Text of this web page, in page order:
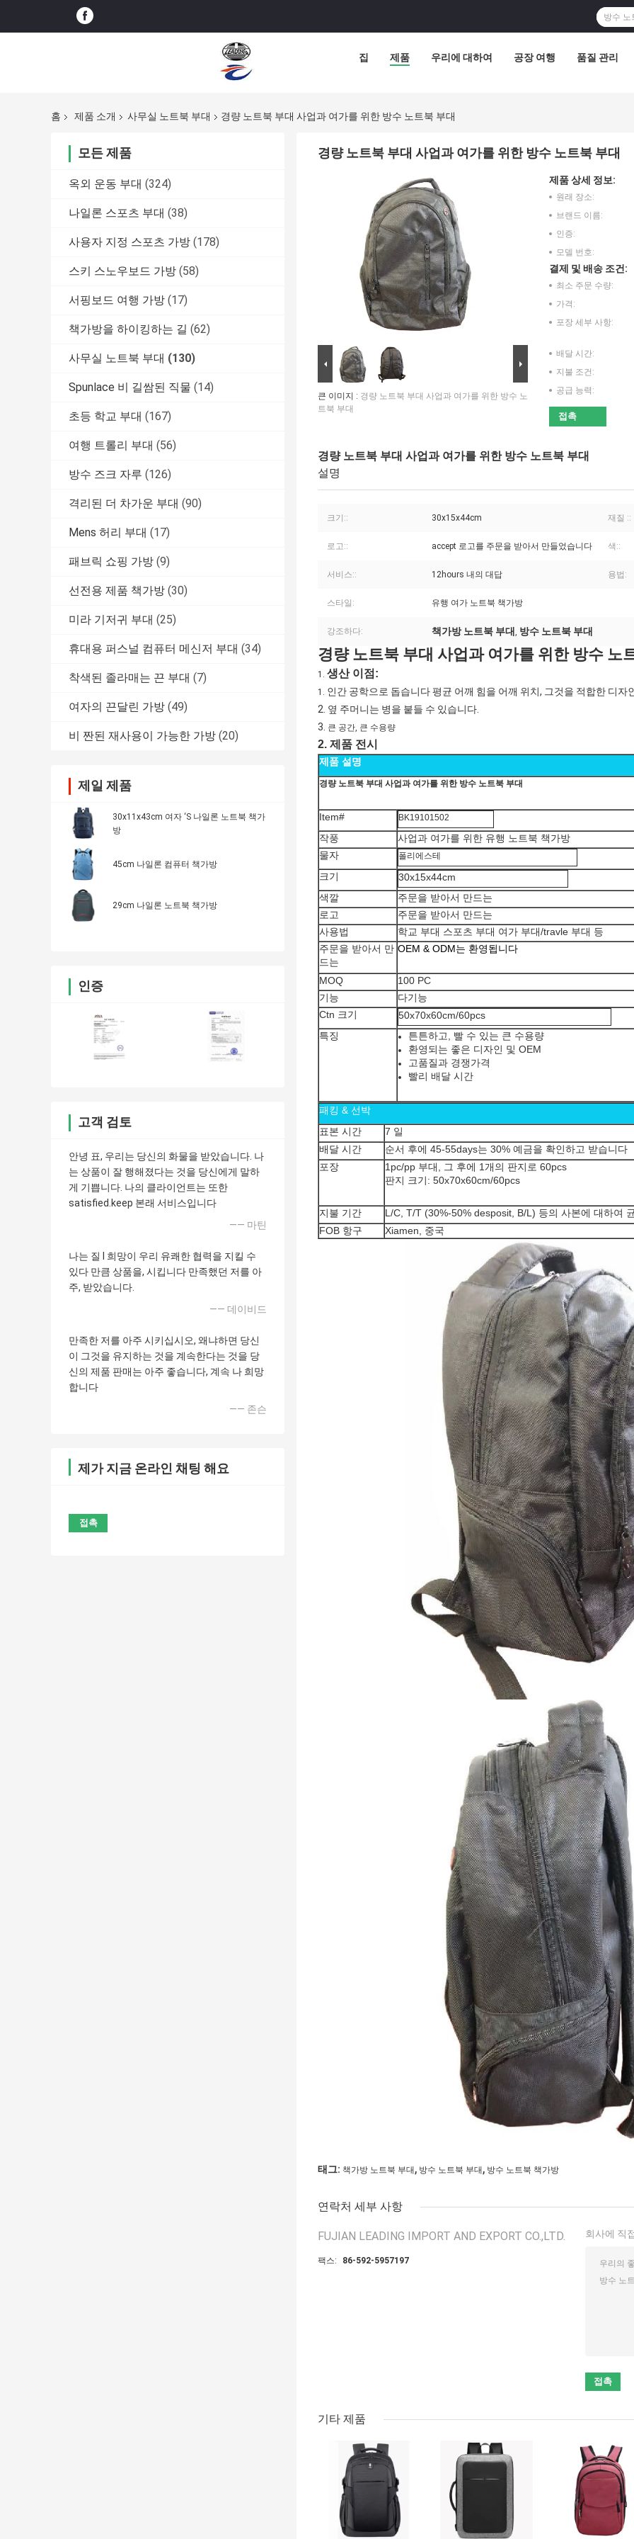
집 제품 우리에 대하여 공장 여행 품질 관리
홈 제품 소개 사무실 노트북 부대 경량 노트북 부대 사업과 여가를 위한 방수 노트북 부대
모든 제품
옥외 운동 부대 (324)
나일론 스포츠 부대 (38)
사용자 지정 스포츠 가방 (178)
스키 스노우보드 가방 (58)
서핑보드 여행 가방 (17)
책가방을 하이킹하는 길 (62)
사무실 노트북 부대 (130)
Spunlace 비 길쌈된 직물 (14)
초등 학교 부대 (167)
여행 트롤리 부대 (56)
방수 즈크 자루 (126)
격리된 더 차가운 부대 (90)
Mens 허리 부대 (17)
패브릭 쇼핑 가방 (9)
선전용 제품 책가방 (30)
미라 기저귀 부대 (25)
휴대용 퍼스널 컴퓨터 메신저 부대 (34)
착색된 졸라매는 끈 부대 (7)
여자의 끈달린 가방 (49)
비 짠된 재사용이 가능한 가방 (20)
제일 제품
30x11x43cm 여자 ‘S 나일론 노트북 책가
방
45cm 나일론 컴퓨터 책가방
29cm 나일론 노트북 책가방
인증
고객 검토
안녕 표, 우리는 당신의 화물을 받았습니다. 나
는 상품이 잘 행해졌다는 것을 당신에게 말하
게 기쁩니다. 나의 클라이언트는 또한
satisfied.keep 본래 서비스입니다
—— 마틴
나는 질 I 희망이 우리 유쾌한 협력을 지킬 수
있다 만큼 상품을, 시킵니다 만족했던 저를 아
주, 받았습니다.
—— 데이비드
만족한 저를 아주 시키십시오, 왜냐하면 당신
이 그것을 유지하는 것을 계속한다는 것을 당
신의 제품 판매는 아주 좋습니다, 계속 나 희망
합니다
—— 존슨
제가 지금 온라인 채팅 해요
경량 노트북 부대 사업과 여가를 위한 방수 노트북 부대
큰 이미지 : 경량 노트북 부대 사업과 여가를 위한 방수 노
트북 부대
제품 상세 정보:
원래 장소:
브랜드 이름:
인증:
모델 번호:
결제 및 배송 조건:
최소 주문 수량:
가격:
포장 세부 사항:
배달 시간:
지불 조건:
공급 능력:
접촉
경량 노트북 부대 사업과 여가를 위한 방수 노트북 부대
설명
크기:: 30x15x44cm 재질 ::
로고:: accept 로고를 주문을 받아서 만들었습니다 색::
서비스:: 12hours 내의 대답 용법:
스타일: 유행 여가 노트북 책가방
강조하다: 책가방 노트북 부대 , 방수 노트북 부대
경량 노트북 부대 사업과 여가를 위한 방수 노
1. 생산 이점:
1. 인간 공학으로 돕습니다 평균 어깨 힘을 어깨 위치, 그것을 적합한 디자
2. 옆 주머니는 병을 붙들 수 있습니다.
3. 큰 공간, 큰 수용량
2. 제품 전시
제품 설명
경량 노트북 부대 사업과 여가를 위한 방수 노트북 부대
Item# BK19101502
작풍
사업과 여가를 위한 유행 노트북 책가방
물자
폴리에스테
크기
30x15x44cm
색깔
주문을 받아서 만드는
로고
주문을 받아서 만드는
사용법
학교 부대 스포츠 부대 여가 부대/travle 부대 등
주문을 받아서 만
드는
OEM & ODM는 환영됩니다
MOQ
100 PC
기능
다기능
Ctn 크기
50x70x60cm/60pcs
특징
튼튼하고, 빨 수 있는 큰 수용량
환영되는 좋은 디자인 및 OEM
고품질과 경쟁가격
빨리 배달 시간
패킹 & 선박
표본 시간
7 일
배달 시간
순서 후에 45-55days는 30% 예금을 확인하고 받습니다
포장
1pc/pp 부대, 그 후에 1개의 판지로 60pcs
판지 크기: 50x70x60cm/60pcs
지불 기간
L/C, T/T (30%-50% desposit, B/L) 등의 사본에 대하여
FOB 항구
Xiamen, 중국
태그: 책가방 노트북 부대 , 방수 노트북 부대 , 방수 노트북 책가방
연락처 세부 사항
FUJIAN LEADING IMPORT AND EXPORT CO.,LTD.
팩스: 86-592-5957197
회사에 직
기타 제품